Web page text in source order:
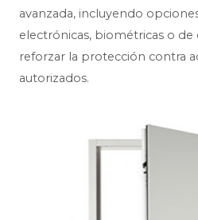
avanzada, incluyendo
electrónicas, biométricas o de
reforzar la protección contra
autorizados.